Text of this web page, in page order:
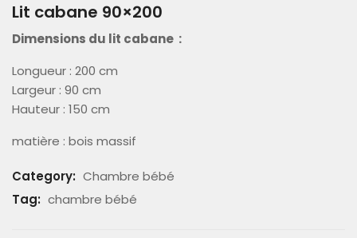
Lit cabane 90×200
Dimensions du lit cabane :
Longueur : 200 cm
Largeur : 90 cm
Hauteur : 150 cm
matière : bois massif
Category: Chambre bébé
Tag: chambre bébé